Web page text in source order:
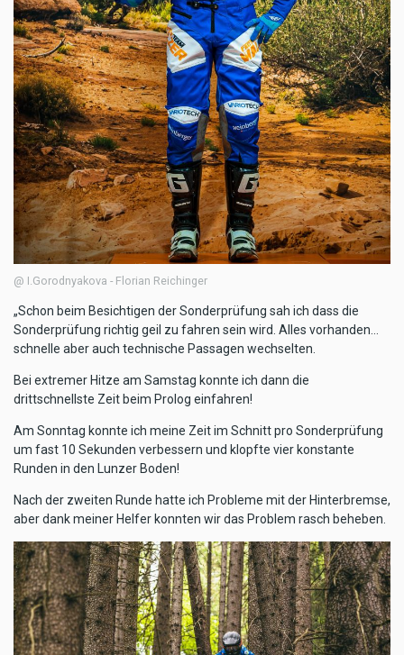
@ I.Gorodnyakova - Florian Reichinger
„Schon beim Besichtigen der Sonderprüfung sah ich dass die
Sonderprüfung richtig geil zu fahren sein wird. Alles vorhanden…
schnelle aber auch technische Passagen wechselten.
Bei extremer Hitze am Samstag konnte ich dann die
drittschnellste Zeit beim Prolog einfahren!
Am Sonntag konnte ich meine Zeit im Schnitt pro Sonderprüfung
um fast 10 Sekunden verbessern und klopfte vier konstante
Runden in den Lunzer Boden!
Nach der zweiten Runde hatte ich Probleme mit der Hinterbremse,
aber dank meiner Helfer konnten wir das Problem rasch beheben.